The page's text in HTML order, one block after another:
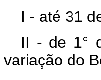
I - até 31
II - de 1°
variação do